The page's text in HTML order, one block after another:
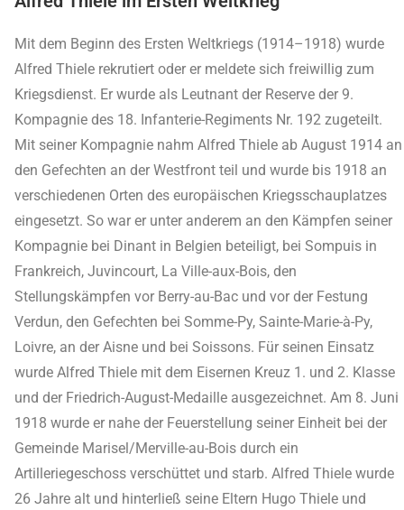
Mit dem Beginn des Ersten Weltkriegs (1914–1918) wurde
Alfred Thiele rekrutiert oder er meldete sich freiwillig zum
Kriegsdienst. Er wurde als Leutnant der Reserve der 9.
Kompagnie des 18. Infanterie-Regiments Nr. 192 zugeteilt.
Mit seiner Kompagnie nahm Alfred Thiele ab August 1914 an
den Gefechten an der Westfront teil und wurde bis 1918 an
verschiedenen Orten des europäischen Kriegsschauplatzes
eingesetzt. So war er unter anderem an den Kämpfen seiner
Kompagnie bei Dinant in Belgien beteiligt, bei Sompuis in
Frankreich, Juvincourt, La Ville-aux-Bois, den
Stellungskämpfen vor Berry-au-Bac und vor der Festung
Verdun, den Gefechten bei Somme-Py, Sainte-Marie-à-Py,
Loivre, an der Aisne und bei Soissons. Für seinen Einsatz
wurde Alfred Thiele mit dem Eisernen Kreuz 1. und 2. Klasse
und der Friedrich-August-Medaille ausgezeichnet. Am 8. Juni
1918 wurde er nahe der Feuerstellung seiner Einheit bei der
Gemeinde Marisel/Merville-au-Bois durch ein
Artilleriegeschoss verschüttet und starb. Alfred Thiele wurde
26 Jahre alt und hinterließ seine Eltern Hugo Thiele und